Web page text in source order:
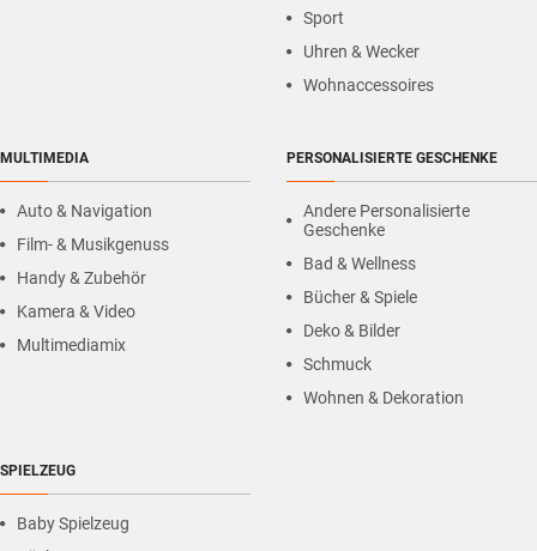
Sport
Uhren & Wecker
Wohnaccessoires
MULTIMEDIA
Auto & Navigation
Film- & Musikgenuss
Handy & Zubehör
Kamera & Video
Multimediamix
PERSONALISIERTE GESCHENKE
Andere Personalisierte
Geschenke
Bad & Wellness
Bücher & Spiele
Deko & Bilder
Schmuck
Wohnen & Dekoration
SPIELZEUG
Baby Spielzeug